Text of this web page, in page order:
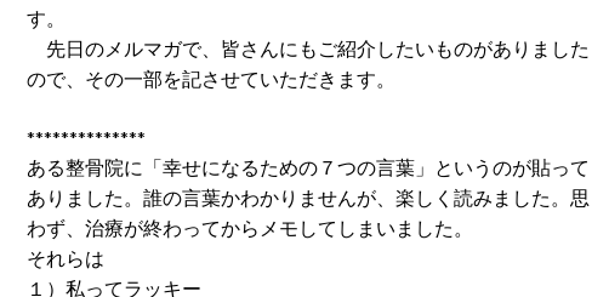
す。
先日のメルマガで、皆さんにもご紹介したいものがありました
ので、その一部を記させていただきます。
**************
ある整骨院に「幸せになるための７つの言葉」というのが貼って
ありました。誰の言葉かわかりませんが、楽しく読みました。思
わず、治療が終わってからメモしてしまいました。
それらは
１）私ってラッキー